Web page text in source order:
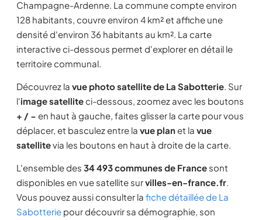
Champagne-Ardenne. La commune compte environ
128 habitants, couvre environ 4 km² et affiche une
densité d'environ 36 habitants au km². La carte
interactive ci-dessous permet d'explorer en détail le
territoire communal.
Découvrez la vue photo satellite de La Sabotterie. Sur
l'image satelliteci-dessous, zoomez avec les boutons
+ / − en haut à gauche, faites glisser la carte pour vous
déplacer, et basculez entre la vue planet la vue
satellitevia les boutons en haut à droite de la carte.
L'ensemble des 34 493 communes de France sont
disponibles en vue satellite survilles-en-france.fr.
Vous pouvez aussi consulter la fiche détaillée de La
Sabotterie pour découvrir sa démographie, son